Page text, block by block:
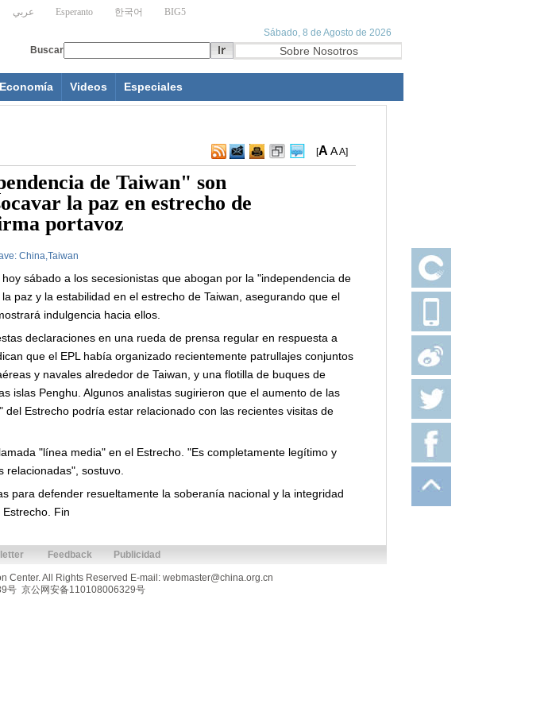
Economía Videos Especiales
[A AA]
de Taiwan" son
la paz en estrecho de
portavoz
China,Taiwan
sábado a los secesionistas que abogan por la "independencia de
paz y la estabilidad en el estrecho de Taiwan, asegurando que el
indulgencia hacia ellos.
declaraciones en una rueda de prensa regular en respuesta a
que el EPL había organizado recientemente patrullajes conjuntos
y navales alrededor de Taiwan, y una flotilla de buques de
islas Penghu. Algunos analistas sugirieron que el aumento de las
Estrecho podría estar relacionado con las recientes visitas de
"línea media" en el Estrecho. "Es completamente legítimo y
relacionadas", sostuvo.
para defender resueltamente la soberanía nacional y la integridad
Fin